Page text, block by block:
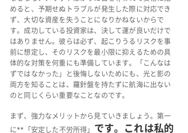
めると、予期せぬトラブルが発生した際に対応でき
ず、大切な資産を失うことになりかねないからで
す。成功している投資家は、決して運が良いだけで
はありません。彼らは必ず、起こりうるリスクを事
前に想定し、そのリスクを最小限に抑えるための具
体的な対策を何重にも準備しています。「こんなは
ずではなかった」と後悔しないためにも、光と影の
両方を知ることは、羅針盤を持たずに航海に出ない
のと同じくらい重要なことなのです。
まず、強力なメリットから見ていきましょう。第一
に**「安定した不労所得」 です。これは私的